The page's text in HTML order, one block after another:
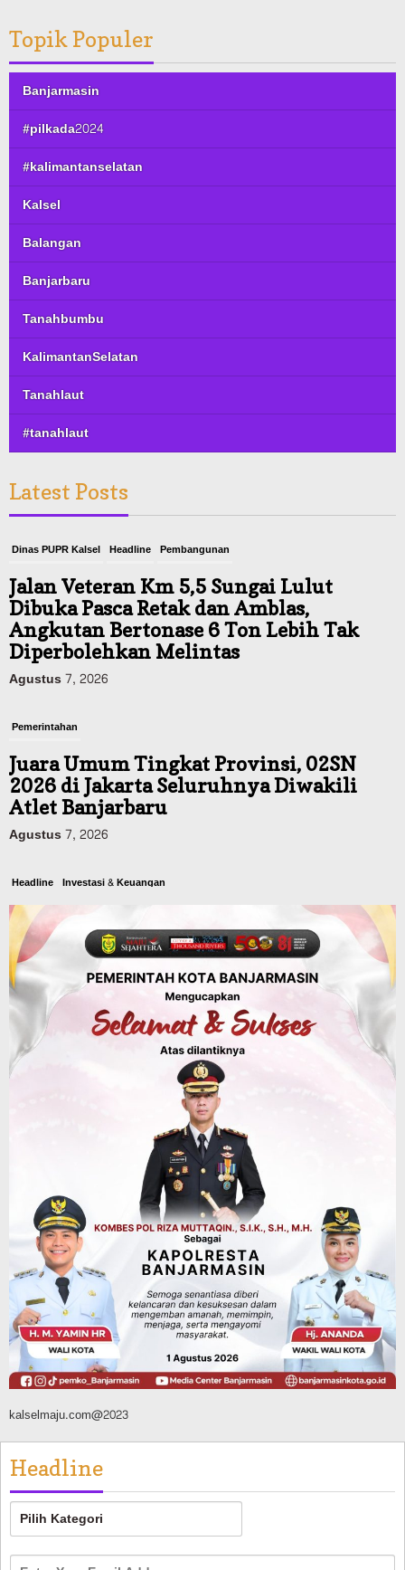
Topik Populer
Banjarmasin
#pilkada2024
#kalimantanselatan
Kalsel
Balangan
Banjarbaru
Tanahbumbu
KalimantanSelatan
Tanahlaut
#tanahlaut
Latest Posts
Dinas PUPR Kalsel Headline Pembangunan
Jalan Veteran Km 5,5 Sungai Lulut
Dibuka Pasca Retak dan Amblas,
Angkutan Bertonase 6 Ton Lebih Tak
Diperbolehkan Melintas
Agustus 7, 2026
Pemerintahan
Juara Umum Tingkat Provinsi, 02SN
2026 di Jakarta Seluruhnya Diwakili
Atlet Banjarbaru
Agustus 7, 2026
Headline Investasi & Keuangan
KUA-PPAS 2027 Banjarbaru Defisit 170
Miliar, Pendapatan 1,2 Triliun Belanja
1,37 Triliun, Tutup Kekurangan dari
SiLPA
Agustus 7, 2026
Kalsel
Operasi Sikat Intan 2026 Berakhir, Polda
Kalsel Amankan Ribuan Miras Hingga
Pemerintahan Sosial & Keagamaan
Banjarmasin Pilot Project Perlinsos
Digital, Target 30 Persen IKD Masih
Jauh, Komisi II DPR Turun Tangan
Agustus 7, 2026
kalselmaju.com@2023
Headline
Headline